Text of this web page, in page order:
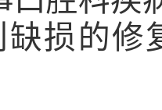
缺损的修